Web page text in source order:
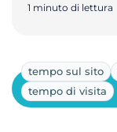
1 minuto di lettura
tempo sul sito
tempo di visita